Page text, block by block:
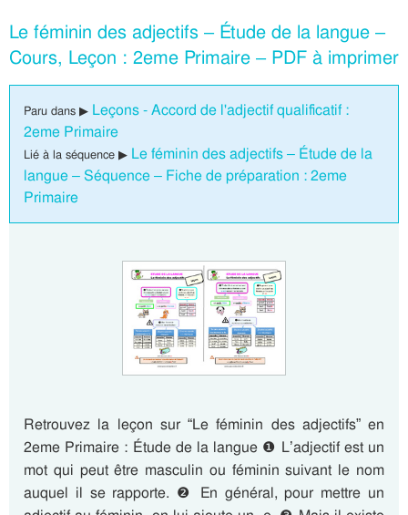
Le féminin des adjectifs – Étude de la langue –
Cours, Leçon : 2eme Primaire – PDF à imprimer
Paru dans ▶ Leçons - Accord de l'adjectif qualificatif :
2eme Primaire
Lié à la séquence ▶ Le féminin des adjectifs – Étude de la
langue – Séquence – Fiche de préparation : 2eme
Primaire
Retrouvez la leçon sur “Le féminin des adjectifs” en
2eme Primaire : Étude de la langue ❶ L’adjectif est un
mot qui peut être masculin ou féminin suivant le nom
auquel il se rapporte. ❷ En général, pour mettre un